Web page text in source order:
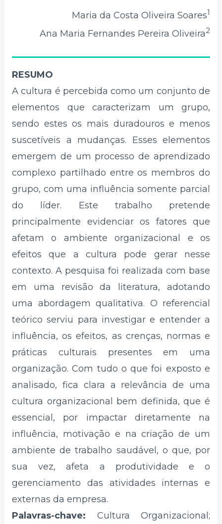
Maria da Costa Oliveira Soares1
Ana Maria Fernandes Pereira Oliveira2
RESUMO
A cultura é percebida como um conjunto de
elementos que caracterizam um grupo,
sendo estes os mais duradouros e menos
suscetíveis a mudanças. Esses elementos
emergem de um processo de aprendizado
complexo partilhado entre os membros do
grupo, com uma influência somente parcial
do líder. Este trabalho pretende
principalmente evidenciar os fatores que
afetam o ambiente organizacional e os
efeitos que a cultura pode gerar nesse
contexto. A pesquisa foi realizada com base
em uma revisão da literatura, adotando
uma abordagem qualitativa. O referencial
teórico serviu para investigar e entender a
influência, os efeitos, as crenças, normas e
práticas culturais presentes em uma
organização. Com tudo o que foi exposto e
analisado, fica clara a relevância de uma
cultura organizacional bem definida, que é
essencial, por impactar diretamente na
influência, motivação e na criação de um
ambiente de trabalho saudável, o que, por
sua vez, afeta a produtividade e o
gerenciamento das atividades internas e
externas da empresa.
Palavras-chave: Cultura Organizacional;